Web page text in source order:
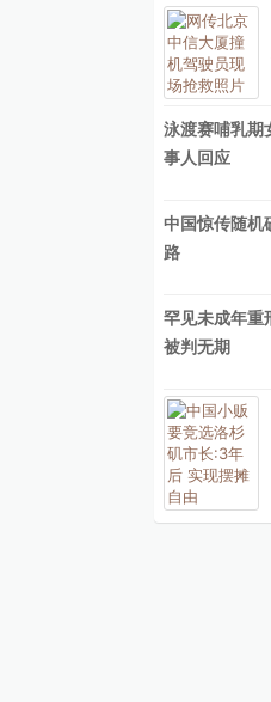
泳渡赛哺乳期
事人回应
中国惊传随
路
罕见未成年重
被判无期